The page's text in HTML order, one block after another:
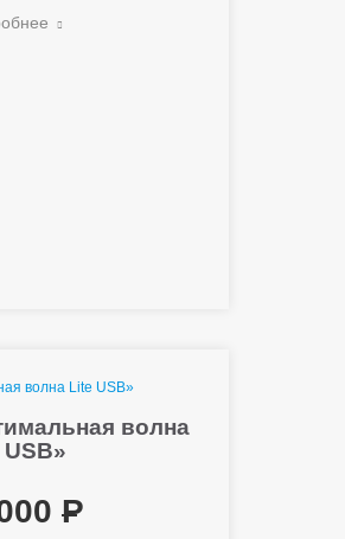
волна